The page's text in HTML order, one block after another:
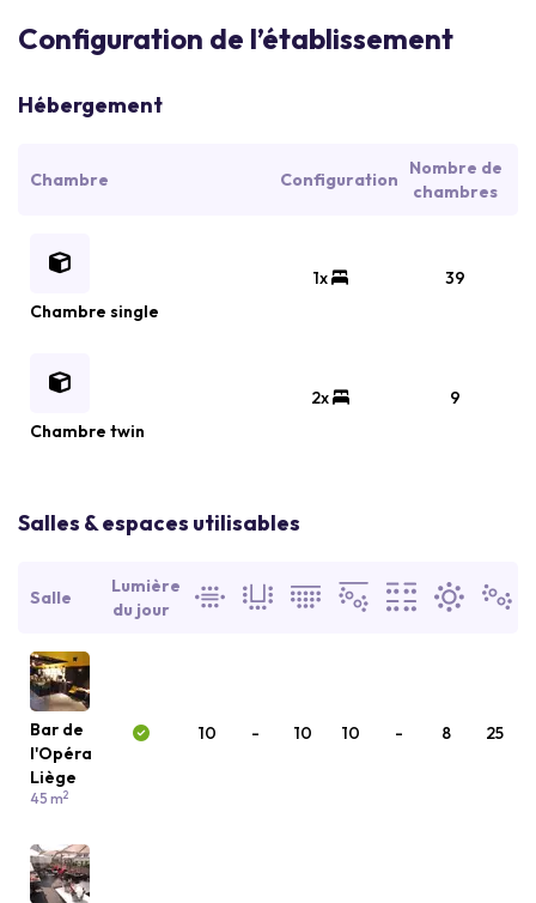
Configuration de l’établissement
Hébergement
Chambre Configuration
Nombre de
chambres
Chambre single
1x 39
Chambre twin
2x 9
Salles & espaces utilisables
Salle
Lumière
du jour
Bar de
l'Opéra
Liège
45 m2
10 - 10 10 - 8 25